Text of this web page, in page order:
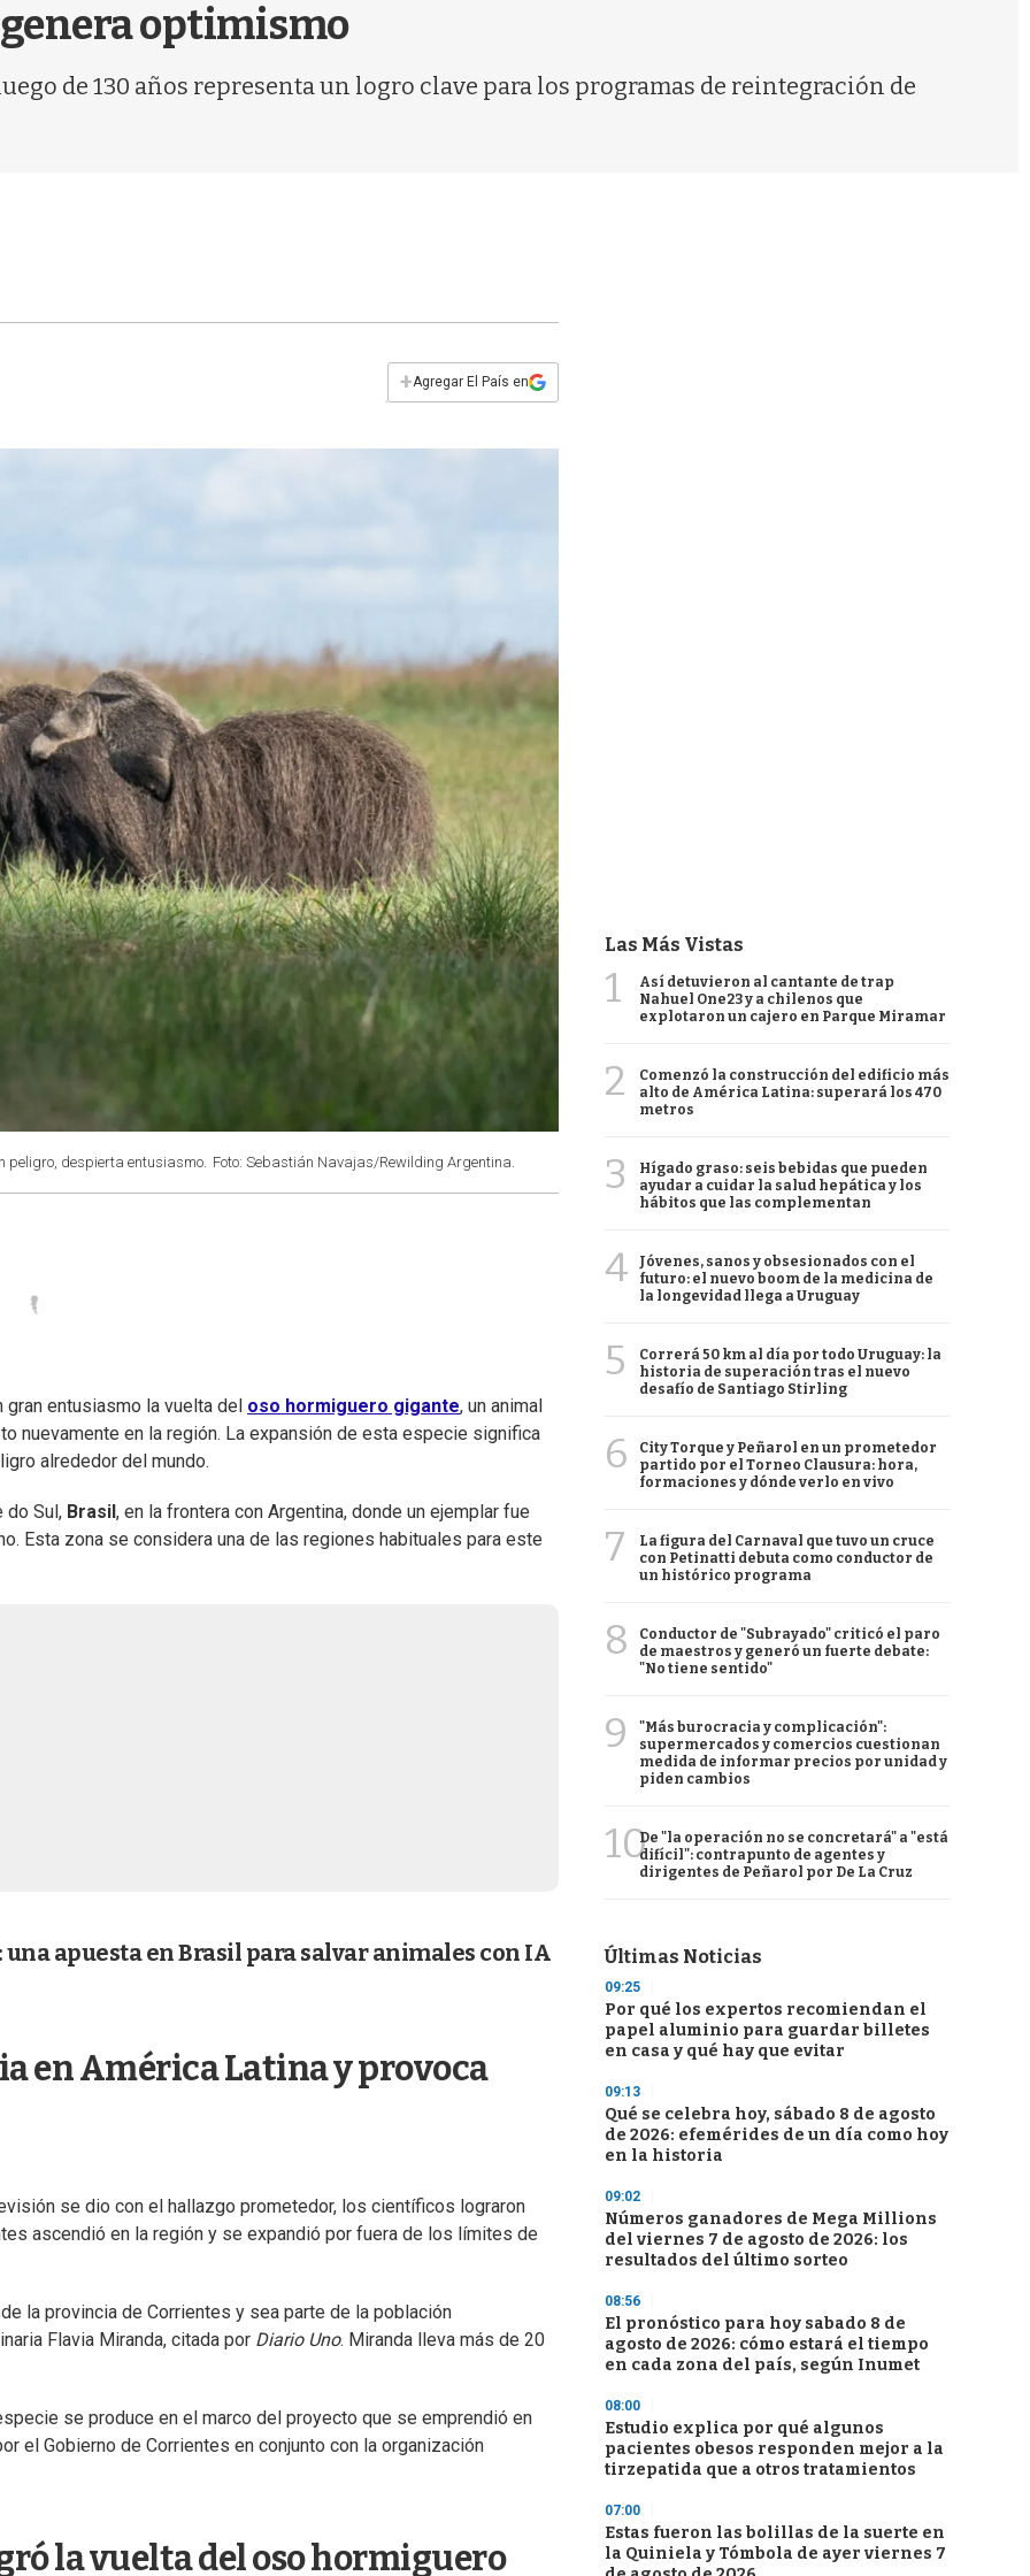
optimismo
de 130 años representa un logro clave para los programas de reintegración de
+Agregar El País en
peligro, despierta entusiasmo. Foto: Sebastián Navajas/Rewilding Argentina.
entusiasmo la vuelta del oso hormiguero gigante, un animal
nuevamente en la región. La expansión de esta especie significa
alrededor del mundo.
do Sul, Brasil , en la frontera con Argentina, donde un ejemplar fue
Esta zona se considera una de las regiones habituales para este
apuesta en Brasil para salvar animales con IA
en América Latina y provoca
se dio con el hallazgo prometedor, los científicos lograron
ascendió en la región y se expandió por fuera de los límites de
la provincia de Corrientes y sea parte de la población
Flavia Miranda, citada por Diario Uno. Miranda lleva más de 20
se produce en el marco del proyecto que se emprendió en
el Gobierno de Corrientes en conjunto con la organización
la vuelta del oso hormiguero
Las Más Vistas
1
Así detuvieron al cantante de trap
Nahuel One23 y a chilenos que
explotaron un cajero en Parque Miramar
2
Comenzó la construcción del edificio más
alto de América Latina: superará los 470
metros
3
Hígado graso: seis bebidas que pueden
ayudar a cuidar la salud hepática y los
hábitos que las complementan
4
Jóvenes, sanos y obsesionados con el
futuro: el nuevo boom de la medicina de
la longevidad llega a Uruguay
5
Correrá 50 km al día por todo Uruguay: la
historia de superación tras el nuevo
desafío de Santiago Stirling
6
City Torque y Peñarol en un prometedor
partido por el Torneo Clausura: hora,
formaciones y dónde verlo en vivo
7
La figura del Carnaval que tuvo un cruce
con Petinatti debuta como conductor de
un histórico programa
8
Conductor de "Subrayado" criticó el paro
de maestros y generó un fuerte debate:
"No tiene sentido"
9
"Más burocracia y complicación":
supermercados y comercios cuestionan
medida de informar precios por unidad y
piden cambios
10De "la operación no se concretará" a "está
difícil": contrapunto de agentes y
dirigentes de Peñarol por De La Cruz
Últimas Noticias
09:25
Por qué los expertos recomiendan el
papel aluminio para guardar billetes
en casa y qué hay que evitar
09:13
Qué se celebra hoy, sábado 8 de agosto
de 2026: efemérides de un día como hoy
en la historia
09:02
Números ganadores de Mega Millions
del viernes 7 de agosto de 2026: los
resultados del último sorteo
08:56
El pronóstico para hoy sabado 8 de
agosto de 2026: cómo estará el tiempo
en cada zona del país, según Inumet
08:00
Estudio explica por qué algunos
pacientes obesos responden mejor a la
tirzepatida que a otros tratamientos
07:00
Estas fueron las bolillas de la suerte en
la Quiniela y Tómbola de ayer viernes 7